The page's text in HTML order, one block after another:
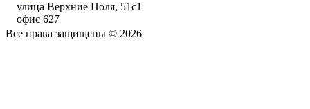
улица Верхние Поля, 51с1
офис 627
Все права защищены © 2026